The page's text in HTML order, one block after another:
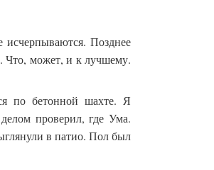
исчерпываются. Позднее
Что, может, и к лучшему.
по бетонной шахте. Я
проверил, где Ума.
в патио. Пол был